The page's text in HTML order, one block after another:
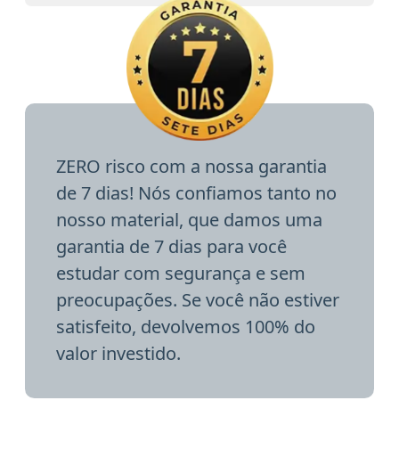
ZERO risco com a nossa garantia
de 7 dias! Nós confiamos tanto no
nosso material, que damos uma
garantia de 7 dias para você
estudar com segurança e sem
preocupações. Se você não estiver
satisfeito, devolvemos 100% do
valor investido.